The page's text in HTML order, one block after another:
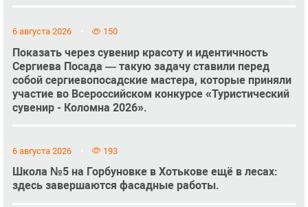
6 августа 2026 150
Показать через сувенир красоту и идентичность
Сергиева Посада — такую задачу ставили перед
собой сергиевопосадские мастера, которые приняли
участие во Всероссийском конкурсе «Туристический
сувенир - Коломна 2026».
6 августа 2026 193
Школа №5 на Горбуновке в Хотькове ещё в лесах:
здесь завершаются фасадные работы.